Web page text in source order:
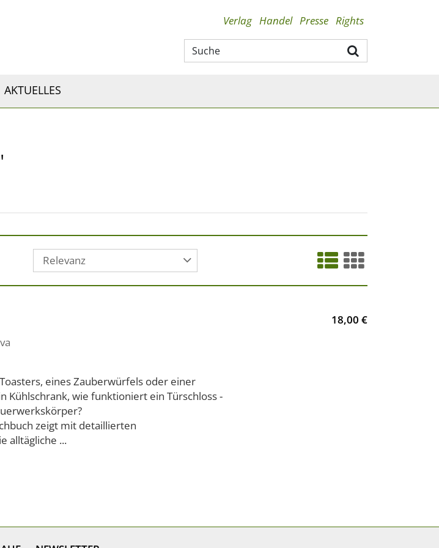
Verlag Handel Presse Rights
AKTUELLES
Relevanz
eines Zauberwürfels oder einer
Kühlschrank, wie funktioniert ein Türschloss -
zeigt mit detaillierten
alltägliche ...
18,00 €